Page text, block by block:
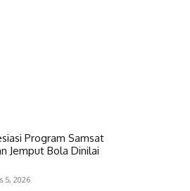
Program Samsat
Jemput Bola Dinilai
5, 2026